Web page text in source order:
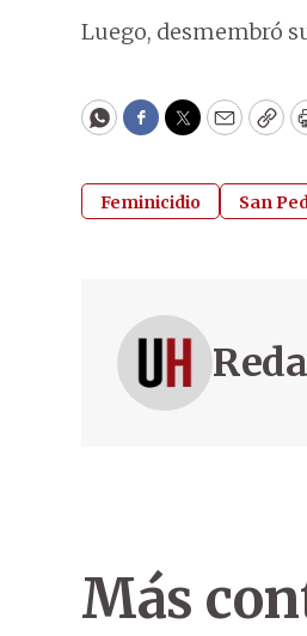
Luego, desmembró
WhatsApp
Facebook
Twitter
Email
Feminicidio San
Más